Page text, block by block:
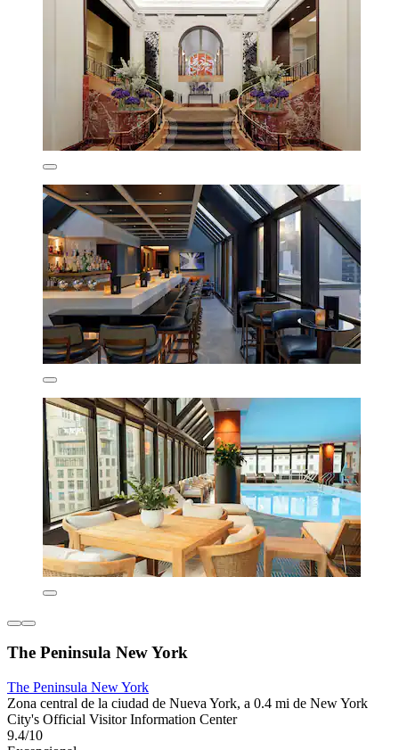
The Peninsula New York
The Peninsula New York
Zona central de la ciudad de Nueva York, a 0.4 mi de New York
City's Official Visitor Information Center
9.4/10